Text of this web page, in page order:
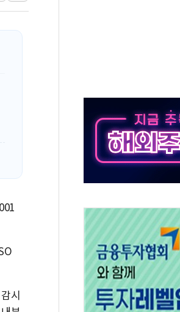
나" 촉각
반도체주 '활짝'
레어·태양광주↑ VS 트레이드데스크·웬디스
명 끝까지 찾겠다"
권 집중 완화 전환점"
시